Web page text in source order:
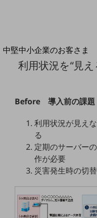
中堅中小企業のお客さま
NTTドコモビジネスウォッ
ビジネスお役立ち情報
解決するヒントをお届けする記事サ
お役立ち資料ダウンロード
トレンド記事特集
中堅中小企業向け
サービス・ソリューション
課題やニーズに合ったサービスをご
中堅中小企業のビジネスをサポート
お悩みから見つける
お悩みから見つけるTOP
利用状況を“見
Before 導入前の課題
利用状況が見え
る
定期のサーバー
作が必要
災害発生時の切